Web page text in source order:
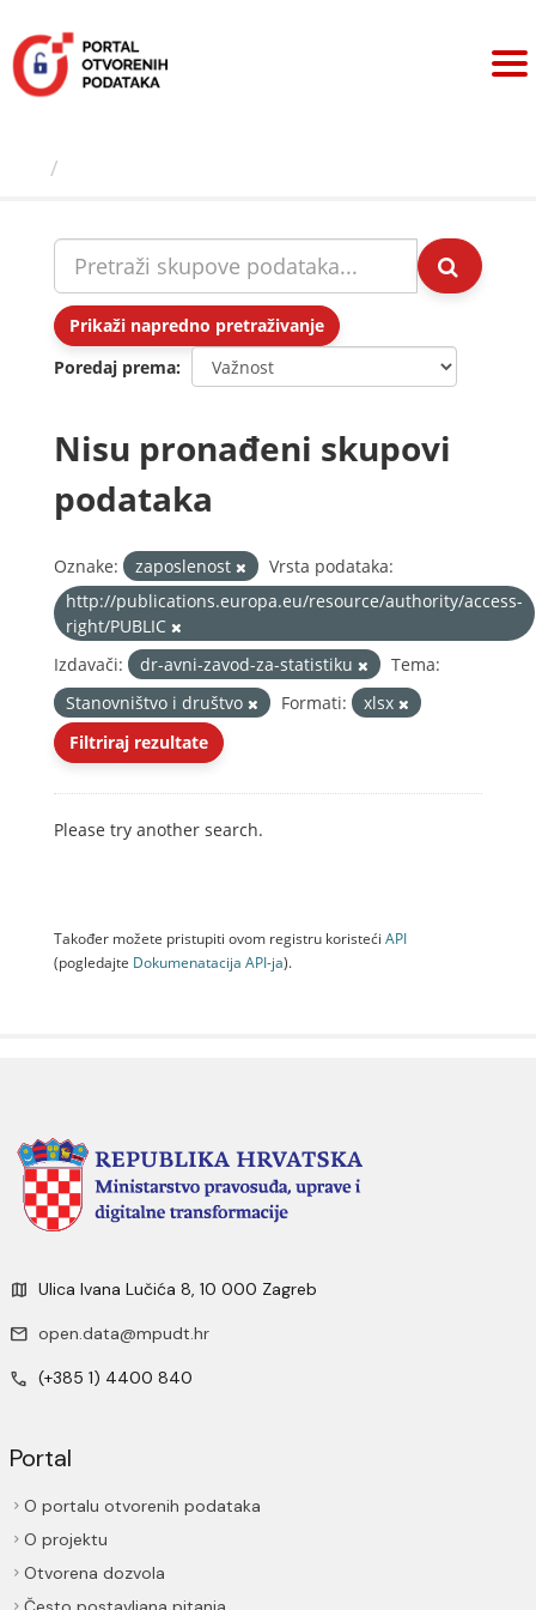
sadržaj
Prikaži napredno pretraživanje
Poredaj prema
Nisu pronađeni skupovi
podataka
Oznake: zaposlenost
Vrsta podataka:
http://publications.europa.eu/resource/authority/access-
right/PUBLIC
Izdavači:
dr-avni-zavod-za-statistiku
Tema:
Stanovništvo i društvo
Formati:
xlsx
Filtriraj rezultate
Please try another search.
Također možete pristupiti ovom registru koristeći API
(pogledajte Dokumenаtаcijа API-jа).